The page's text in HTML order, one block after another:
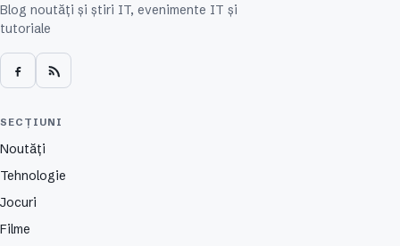
Blog noutăți și știri IT, evenimente IT și
tutoriale
SECȚIUNI
Noutăți
Tehnologie
Jocuri
Filme